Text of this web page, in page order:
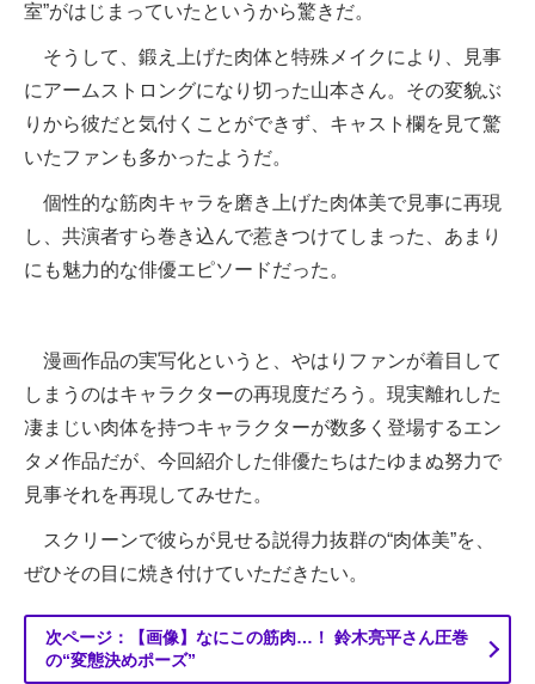
室”がはじまっていたというから驚きだ。
そうして、鍛え上げた肉体と特殊メイクにより、見事
にアームストロングになり切った山本さん。その変貌ぶ
りから彼だと気付くことができず、キャスト欄を見て驚
いたファンも多かったようだ。
個性的な筋肉キャラを磨き上げた肉体美で見事に再現
し、共演者すら巻き込んで惹きつけてしまった、あまり
にも魅力的な俳優エピソードだった。
漫画作品の実写化というと、やはりファンが着目して
しまうのはキャラクターの再現度だろう。現実離れした
凄まじい肉体を持つキャラクターが数多く登場するエン
タメ作品だが、今回紹介した俳優たちはたゆまぬ努力で
見事それを再現してみせた。
スクリーンで彼らが見せる説得力抜群の“肉体美”を、
ぜひその目に焼き付けていただきたい。
次ページ：【画像】なにこの筋肉…！ 鈴木亮平さん圧巻
の“変態決めポーズ”